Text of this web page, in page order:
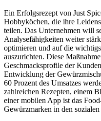
Ein Erfolgsrezept von Just
Hobbyköchen, die ihre
teilen. Das Unternehmen will
Analysefähigkeiten weiter
optimieren und auf die
auszurichten. Diese
Geschmacksprofile der
Entwicklung der
60 Prozent des Umsatzes
zahlreichen Rezepten, einem
einer mobilen App ist das
Gewürzmarken in den